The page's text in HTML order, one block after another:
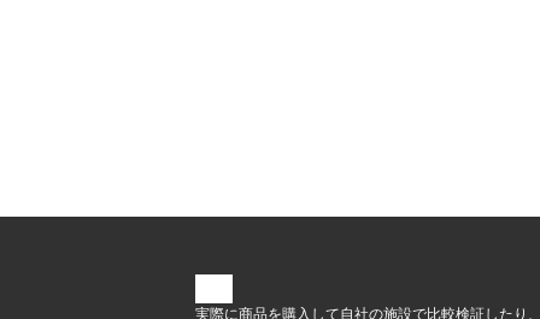
実際に商品を購入して自社の施設で比較検証したり